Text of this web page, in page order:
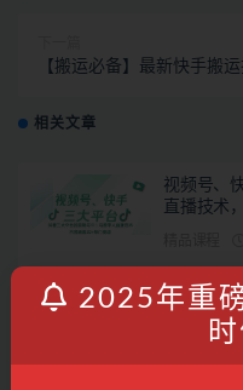
【搬运必备】最新快手搬
相关文章
视频号、
直播技术
2025年抖
价值抖音
2025年重